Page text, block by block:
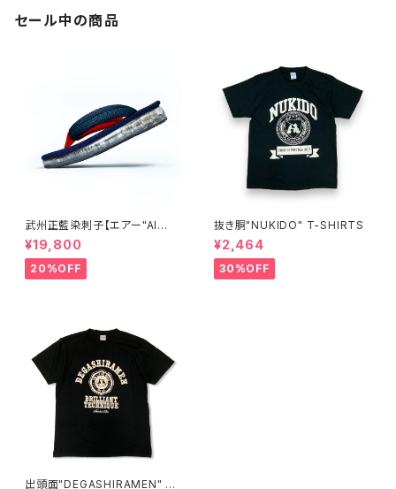
セール中の商品
武州正藍染刺子【エアー"AI
R"雪駄】楽駄-laqda-02
¥19,800
20%OFF
抜き胴"NUKIDO" T-SHIRTS
¥2,464
30%OFF
出頭面"DEGASHIRAMEN" T-